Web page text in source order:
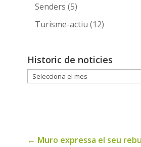
Senders (5)
Turisme-actiu (12)
Historic de noticies
Historic
← Muro expressa el seu